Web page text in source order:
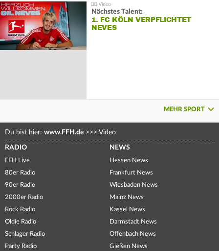
Nächstes Talent:
1. FC KÖLN VERPFLICHTET
NEVES
MEHR SPORT
Du bist hier: www.FFH.de >>> Video
RADIO
FFH Live
80er Radio
90er Radio
2000er Radio
Rock Radio
Oldie Radio
Schlager Radio
Party Radio
NEWS
Hessen News
Frankfurt News
Wiesbaden News
Mainz News
Kassel News
Darmstadt News
Offenbach News
Gießen News